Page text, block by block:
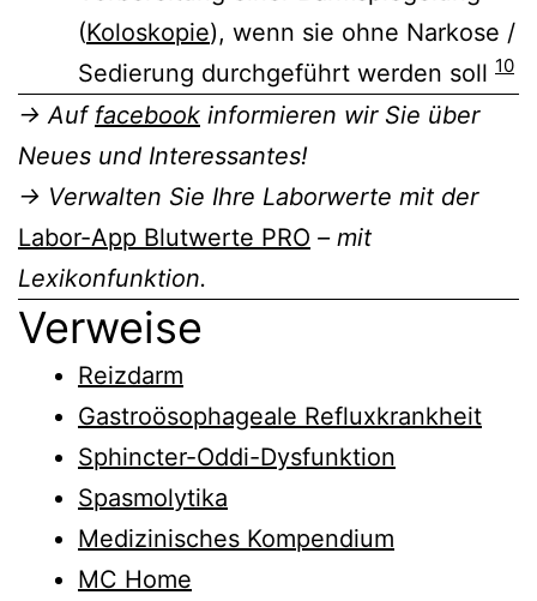
(Koloskopie), wenn sie ohne Narkose /
Sedierung durchgeführt werden soll 10
→ Auf facebook informieren wir Sie über
Neues und Interessantes!
→ Verwalten Sie Ihre Laborwerte mit der
Labor-App Blutwerte PRO – mit
Lexikonfunktion.
Verweise
Reizdarm
Gastroösophageale Refluxkrankheit
Sphincter-Oddi-Dysfunktion
Spasmolytika
Medizinisches Kompendium
MC Home